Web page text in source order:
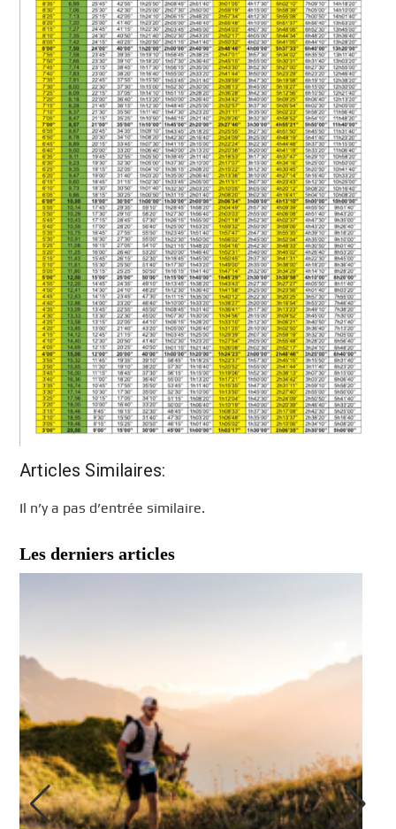
Articles Similaires:
Il n’y a pas d’entrée similaire.
Les derniers articles